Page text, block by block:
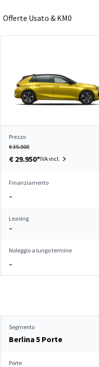
Offerte Usato & KM0
Prezzo
€ 35.000
€ 29.950*IVA incl.
Finanziamento
–
Leasing
–
Noleggio a lungo termine
–
Segmento
Berlina 5 Porte
Porte